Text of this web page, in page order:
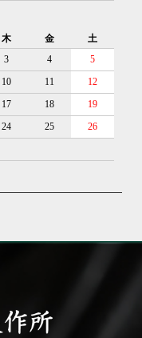
木 金
土
3 4
5
10 11
12
17 18
19
24 25
26